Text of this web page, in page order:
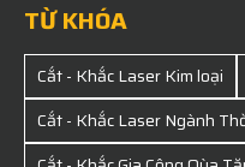
TỪ KHÓA
Cắt - Khắc Laser Kim loại
Cắt - Khắc Laser Ngành